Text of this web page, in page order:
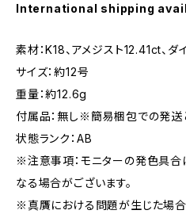
International shipping
素材：K18、アメジスト12.41ct、ダ
サイズ：約12号
重量：約12.6g
付属品：無し※簡易梱包での発送
状態ランク：AB
※注意事項：モニターの発色具合
なる場合がございます。
※真贋における問題が生じた場